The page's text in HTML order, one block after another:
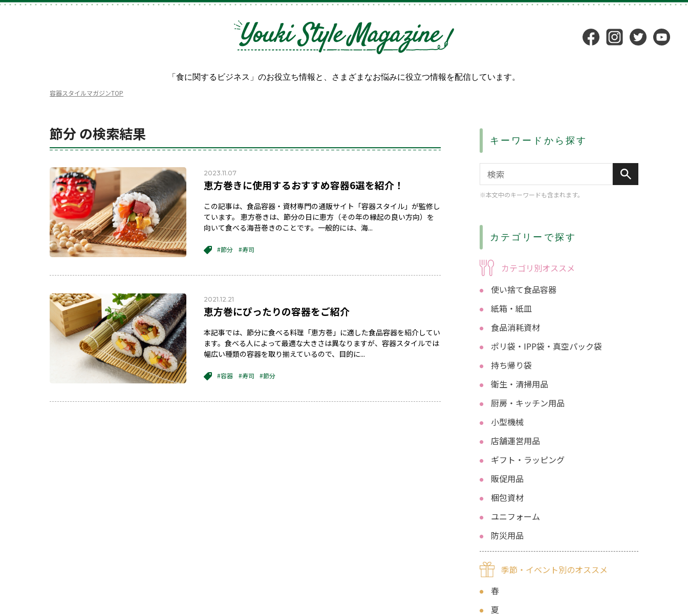
「食に関するビジネス」のお役立ち情報と、
さまざまなお悩みに役立つ情報を配信しています。
容器スタイルマガジンTOP
節分 の検索結果
2023.11.07
恵方巻きに使用するおすすめ容器6選を紹介！
この記事は、食品容器・資材専門の通販サイト「容器スタイル」が監修し
ています。 恵方巻きは、節分の日に恵方（その年の縁起の良い方向）を
向いて食べる海苔巻きのことです。一般的には、海...
#節分 #寿司
2021.12.21
恵方巻にぴったりの容器をご紹介
本記事では、節分に食べる料理「恵方巻」に適した食品容器を紹介してい
ます。食べる人によって最適な大きさは異なりますが、容器スタイルでは
幅広い種類の容器を取り揃えているので、目的に...
#容器 #寿司 #節分
キーワードから探す
※本文中のキーワードも含まれます。
カテゴリーで探す
カテゴリ別オススメ
使い捨て食品容器
紙箱・紙皿
食品消耗資材
ポリ袋・IPP袋・真空パック袋
持ち帰り袋
衛生・清掃用品
厨房・キッチン用品
小型機械
店舗運営用品
ギフト・ラッピング
販促用品
梱包資材
ユニフォーム
防災用品
季節・イベント別のオススメ
春
夏